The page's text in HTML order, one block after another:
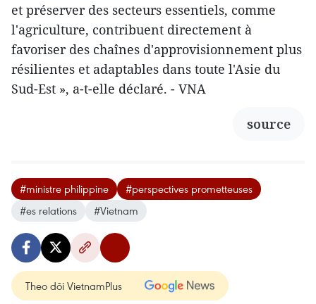
et préserver des secteurs essentiels, comme
l'agriculture, contribuent directement à
favoriser des chaînes d'approvisionnement plus
résilientes et adaptables dans toute l'Asie du
Sud-Est », a-t-elle déclaré. - VNA
source
#ministre philippine
#perspectives prometteuses
#es relations
#Vietnam
Theo dõi VietnamPlus